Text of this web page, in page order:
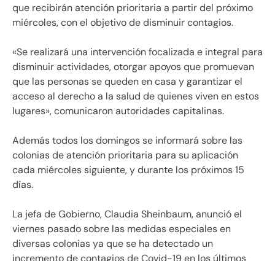
que recibirán atención prioritaria a partir del próximo
miércoles, con el objetivo de disminuir contagios.
«Se realizará una intervención focalizada e integral para
disminuir actividades, otorgar apoyos que promuevan
que las personas se queden en casa y garantizar el
acceso al derecho a la salud de quienes viven en estos
lugares», comunicaron autoridades capitalinas.
Además todos los domingos se informará sobre las
colonias de atención prioritaria para su aplicación
cada miércoles siguiente, y durante los próximos 15
días.
La jefa de Gobierno, Claudia Sheinbaum, anunció el
viernes pasado sobre las medidas especiales en
diversas colonias ya que se ha detectado un
incremento de contagios de Covid-19 en los últimos